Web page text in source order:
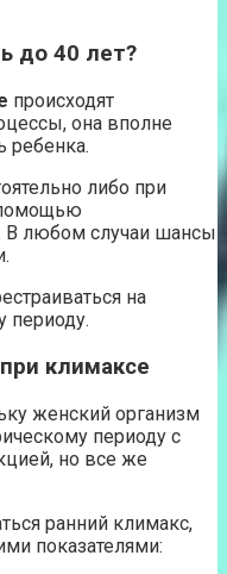
до 40 лет?
происходят
она вполне
ребенка.
либо при
В любом случаи шансы
на
периоду.
климаксе
женский организм
периоду с
но все же
ранний климакс,
показателями: